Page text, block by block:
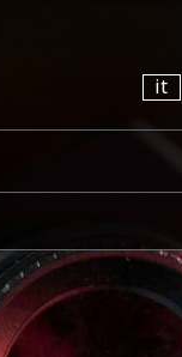
it